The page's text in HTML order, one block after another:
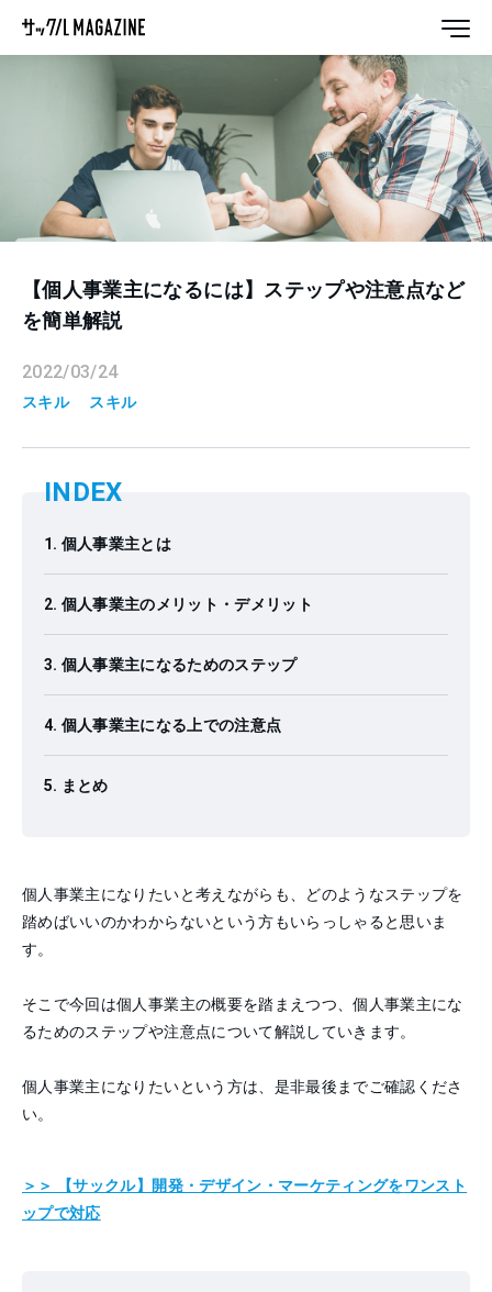
【個人事業主になるには】ステップや注意点など
を簡単解説
2022/03/24
スキル スキル
INDEX
個人事業主とは
個人事業主のメリット・デメリット
個人事業主になるためのステップ
個人事業主になる上での注意点
まとめ
個人事業主になりたいと考えながらも、どのようなステップを
踏めばいいのかわからないという方もいらっしゃると思いま
す。
そこで今回は個人事業主の概要を踏まえつつ、個人事業主にな
るためのステップや注意点について解説していきます。
個人事業主になりたいという方は、是非最後までご確認くださ
い。
＞＞ 【サックル】開発・デザイン・マーケティングをワンスト
ップで対応